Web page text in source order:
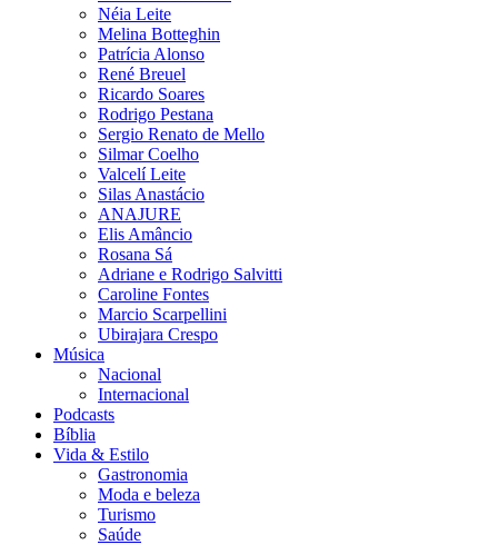
Néia Leite
Melina Botteghin
Patrícia Alonso
René Breuel
Ricardo Soares
Rodrigo Pestana
Sergio Renato de Mello
Silmar Coelho
Valcelí Leite
Silas Anastácio
ANAJURE
Elis Amâncio
Rosana Sá
Adriane e Rodrigo Salvitti
Caroline Fontes
Marcio Scarpellini
Ubirajara Crespo
Música
Nacional
Internacional
Podcasts
Bíblia
Vida & Estilo
Gastronomia
Moda e beleza
Turismo
Saúde